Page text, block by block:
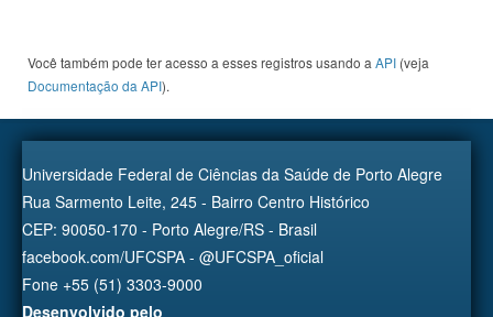
Você também pode ter acesso a esses registros usando a API (veja
Documentação da API).
Universidade Federal de Ciências da Saúde de Porto Alegre
Rua Sarmento Leite, 245 - Bairro Centro Histórico
CEP: 90050-170 - Porto Alegre/RS - Brasil
facebook.com/UFCSPA - @UFCSPA_oficial
Fone +55 (51) 3303-9000
Desenvolvido pelo